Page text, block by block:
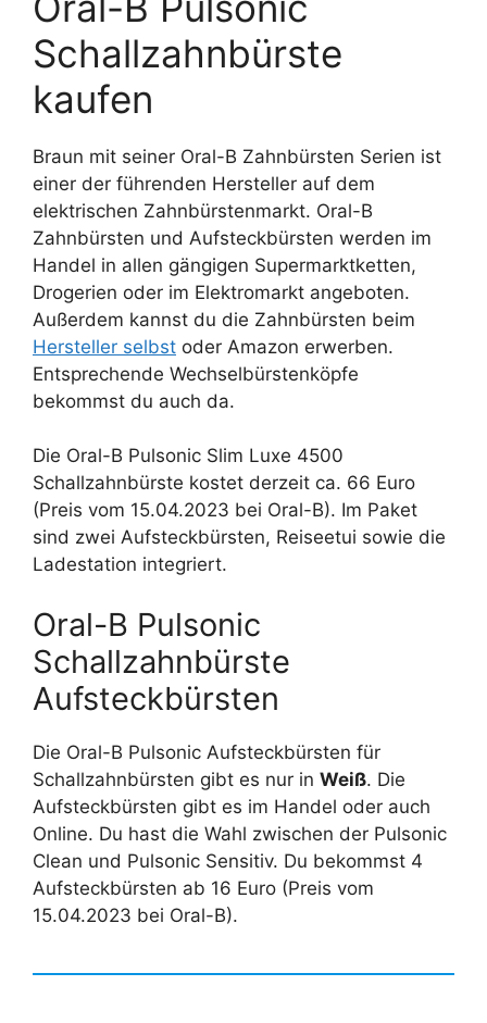
Schallzahnbürste
kaufen
Braun mit seiner Oral-B Zahnbürsten Serien ist
einer der führenden Hersteller auf dem
elektrischen Zahnbürstenmarkt. Oral-B
Zahnbürsten und Aufsteckbürsten werden im
Handel in allen gängigen Supermarktketten,
Drogerien oder im Elektromarkt angeboten.
Außerdem kannst du die Zahnbürsten beim
Hersteller selbst oder Amazon erwerben.
Entsprechende Wechselbürstenköpfe
bekommst du auch da.
Die Oral-B Pulsonic Slim Luxe 4500
Schallzahnbürste kostet derzeit ca. 66 Euro
(Preis vom 15.04.2023 bei Oral-B). Im Paket
sind zwei Aufsteckbürsten, Reiseetui sowie die
Ladestation integriert.
Oral-B Pulsonic
Schallzahnbürste
Aufsteckbürsten
Die Oral-B Pulsonic Aufsteckbürsten für
Schallzahnbürsten gibt es nur in Weiß. Die
Aufsteckbürsten gibt es im Handel oder auch
Online. Du hast die Wahl zwischen der Pulsonic
Clean und Pulsonic Sensitiv. Du bekommst 4
Aufsteckbürsten ab 16 Euro (Preis vom
15.04.2023 bei Oral-B).